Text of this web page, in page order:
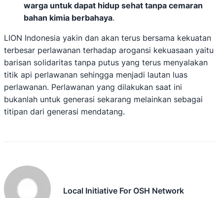
warga untuk dapat hidup sehat tanpa cemaran
bahan kimia berbahaya.
LION Indonesia yakin dan akan terus bersama kekuatan
terbesar perlawanan terhadap arogansi kekuasaan yaitu
barisan solidaritas tanpa putus yang terus menyalakan
titik api perlawanan sehingga menjadi lautan luas
perlawanan. Perlawanan yang dilakukan saat ini
bukanlah untuk generasi sekarang melainkan sebagai
titipan dari generasi mendatang.
Local Initiative For OSH Network